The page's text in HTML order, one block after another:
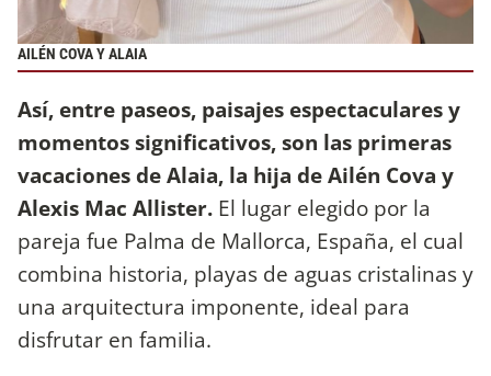
AILÉN COVA Y ALAIA
Así, entre paseos, paisajes espectaculares y
momentos significativos, son las primeras
vacaciones de Alaia, la hija de Ailén Cova y
Alexis Mac Allister. El lugar elegido por la
pareja fue Palma de Mallorca, España, el cual
combina historia, playas de aguas cristalinas y
una arquitectura imponente, ideal para
disfrutar en familia.